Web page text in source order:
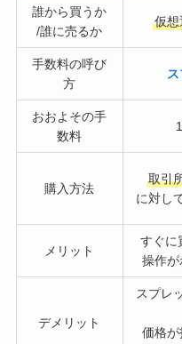
誰から買うか
/誰に売るか
仮
手数料の呼び
方
おおよその手
数料
購入方法
取引
に対し
メリット
すぐに
操作
デメリット
スプレ
価格